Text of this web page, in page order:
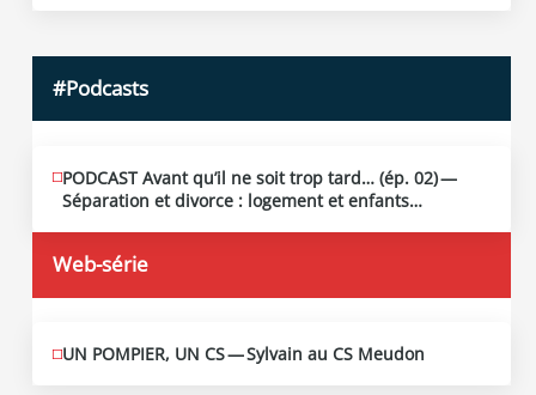
#Podcasts
MAI
13
2026
PODCAST Avant qu’il ne soit trop tard… (ép. 02) —
Séparation et divorce : logement et enfants…
Web-série
MAI
10
UN POMPIER, UN CS — Sylvain au CS Meudon